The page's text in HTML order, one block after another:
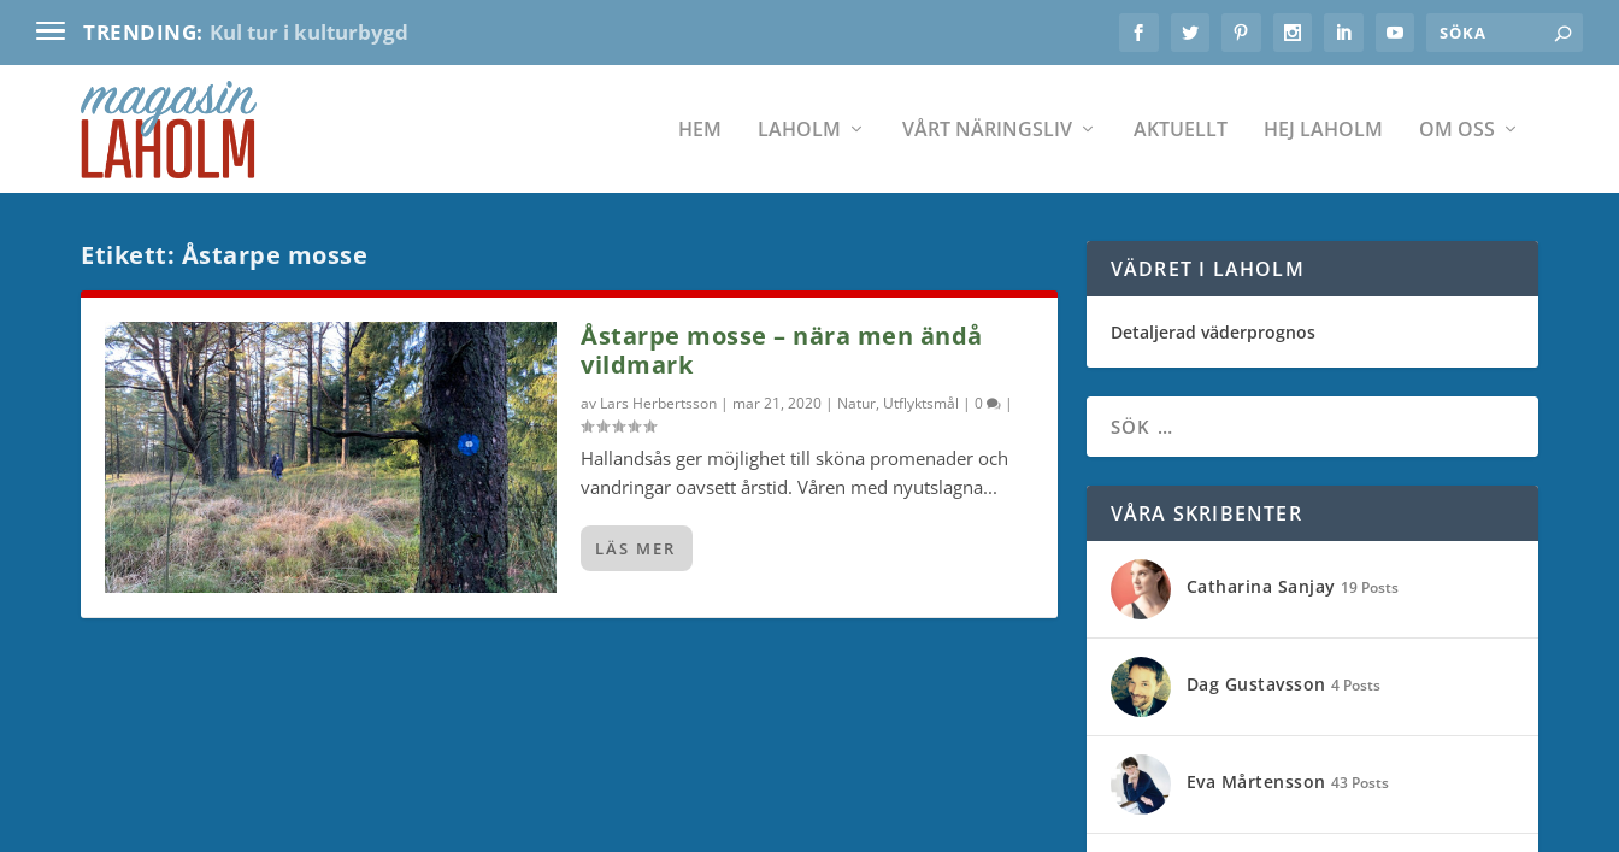
TRENDING: Kul tur i kulturbygd
HEM LAHOLM VÅRT NÄRINGSLIV AKTUELLT HEJ LAHOLM OM OSS
Etikett: Åstarpe mosse
Åstarpe mosse – nära men ändå
vildmark
av Lars Herbertsson | mar 21, 2020 | Natur, Utflyktsmål |0 |
Hallandsås ger möjlighet till sköna promenader och
vandringar oavsett årstid. Våren med nyutslagna...
LÄS MER
VÄDRET I LAHOLM
Detaljerad väderprognos
VÅRA SKRIBENTER
Catharina Sanjay 19 Posts
Dag Gustavsson 4 Posts
Eva Mårtensson 43 Posts